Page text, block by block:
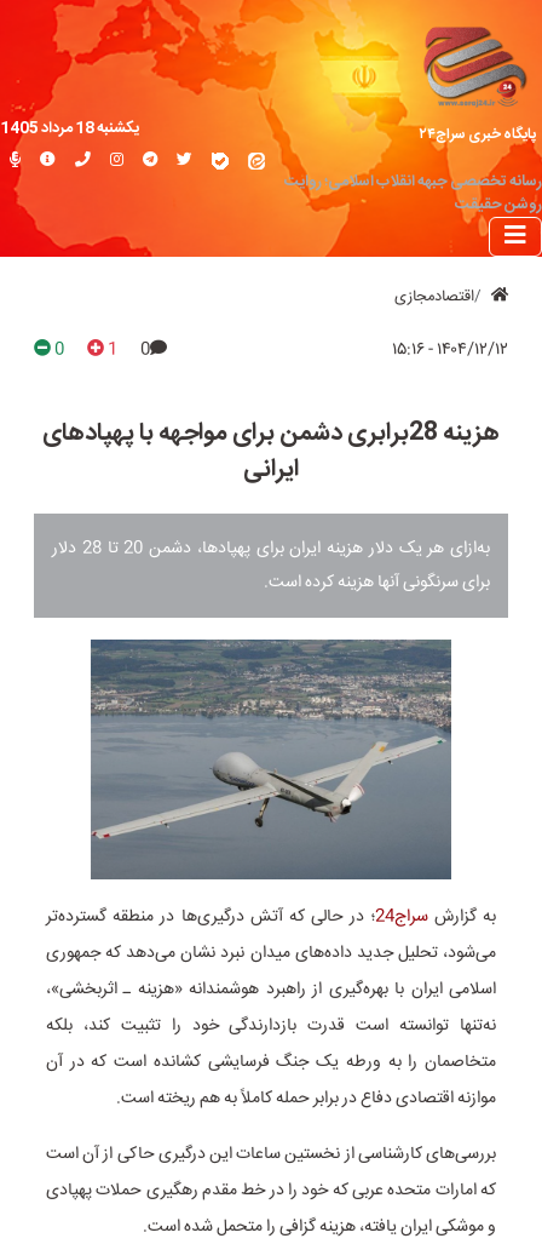
پایگاه خبری سراج۲۴
رسانه تخصصی جبهه انقلاب اسلامی؛ روایت
روشن حقیقت
یکشنبه 18 مرداد 1405
اقتصادمجازی
۱۴۰۴/۱۲/۱۲ - ۱۵:۱۶ 0
1
0
هزینه 28برابری دشمن برای مواجهه با پهپادهای
ایرانی
به‌ازای هر یک دلار هزینه ایران برای پهپادها، دشمن 20 تا 28 دلار
برای سرنگونی آنها هزینه کرده است.
به گزارشسراج24
؛ در حالی که آتش درگیری‌ها در منطقه گسترده‌تر
می‌شود، تحلیل جدید داده‌های میدان نبرد نشان می‌دهد که جمهوری
اسلامی ایران با بهره‌گیری از راهبرد هوشمندانه «هزینه ـ اثربخشی»،
نه‌تنها توانسته است قدرت بازدارندگی خود را تثبیت کند، بلکه
متخاصمان را به ورطه یک جنگ فرسایشی کشانده است که در آن
موازنه اقتصادی دفاع در برابر حمله کاملاً به هم ریخته است.
بررسی‌های کارشناسی از نخستین ساعات این درگیری حاکی از آن است
که امارات متحده عربی که خود را در خط مقدم رهگیری حملات پهپادی
و موشکی ایران یافته، هزینه گزافی را متحمل شده است.